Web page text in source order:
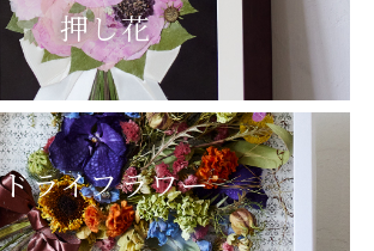
押し花
ドライフラワー